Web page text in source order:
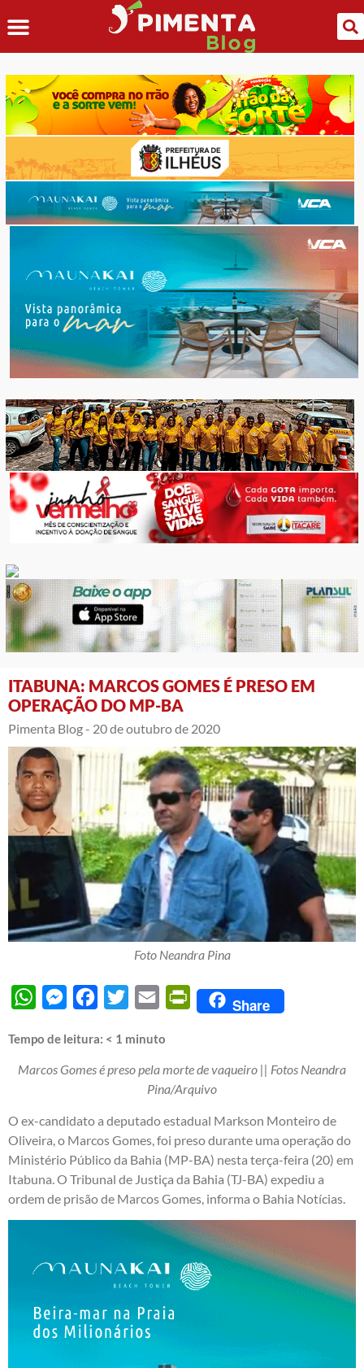
ITABUNA: MARCOS GOMES É PRESO EM
OPERAÇÃO DO MP-BA
Pimenta Blog - 20 de outubro de 2020
Foto Neandra Pina
WhatsAppMessengerFacebook
Twitter Email PrintFriendly
Share
Tempo de leitura: < 1 minuto
Marcos Gomes é preso pela morte de vaqueiro || Fotos Neandra
Pina/Arquivo
O ex-candidato a deputado estadual Markson Monteiro de
Oliveira, o Marcos Gomes, foi preso durante uma operação do
Ministério Público da Bahia (MP-BA) nesta terça-feira (20) em
Itabuna. O Tribunal de Justiça da Bahia (TJ-BA) expediu a
ordem de prisão de Marcos Gomes, informa o Bahia Notícias.